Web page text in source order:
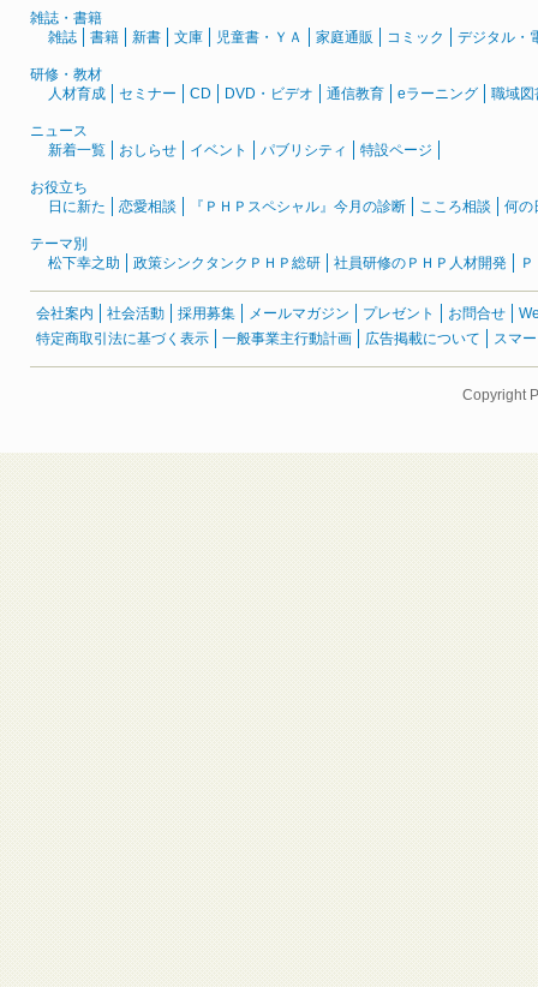
雑誌・書籍
雑誌
書籍 新書 文庫 児童書・ＹＡ 家庭通販 コミック デジタル・
研修・教材
人材育成
セミナー CD DVD・ビデオ 通信教育 eラーニング 職域図
ニュース
新着一覧
おしらせ イベント パブリシティ 特設ページ
お役立ち
日に新た
恋愛相談 『ＰＨＰスペシャル』今月の診断 こころ相談 何の
テーマ別
松下幸之助
政策シンクタンクＰＨＰ総研 社員研修のＰＨＰ人材開発
会社案内 社会活動 採用募集 メールマガジン プレゼント お問合せ
特定商取引法に基づく表示
一般事業主行動計画 広告掲載について スマ
Copyright